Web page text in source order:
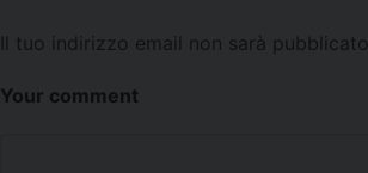
Il tuo indirizzo email non sarà pubblicato.
Your comment